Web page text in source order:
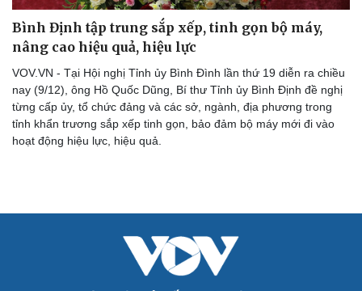
Bình Định tập trung sắp xếp, tinh gọn bộ máy,
nâng cao hiệu quả, hiệu lực
VOV.VN - Tại Hội nghị Tỉnh ủy Bình Đình lần thứ 19 diễn ra chiều
nay (9/12), ông Hồ Quốc Dũng, Bí thư Tỉnh ủy Bình Định đề nghị
từng cấp ủy, tổ chức đảng và các sở, ngành, địa phương trong
tỉnh khẩn trương sắp xếp tinh gọn, bảo đảm bộ máy mới đi vào
hoạt động hiệu lực, hiệu quả.